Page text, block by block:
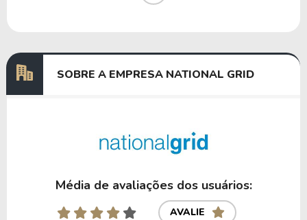
SOBRE A EMPRESA NATIONAL GRID
Média de avaliações dos usuários:
AVALIE